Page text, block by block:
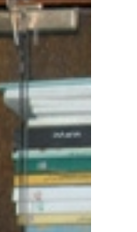
مشاهده